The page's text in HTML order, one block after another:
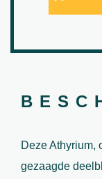
Deze Athyrium,
gezaagde